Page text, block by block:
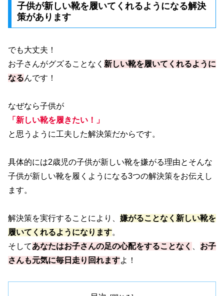
子供が新しい靴を履いてくれるようになる解決
策があります
でも大丈夫！
お子さんがグズることなく 新しい靴を履いてくれるように
なるんです！
なぜなら子供が
「新しい靴を履きたい！」
と思うように工夫した解決策だからです。
具体的には2歳児の子供が新しい靴を嫌がる理由とそんな
子供が新しい靴を履くようになる3つの解決策をお伝えし
ます。
解決策を実行することにより、 嫌がることなく新しい靴を
履いてくれるようになります。
そしてあなたはお子さんの足の心配をすることなく
お子
さんも元気に毎日走り回れますよ！